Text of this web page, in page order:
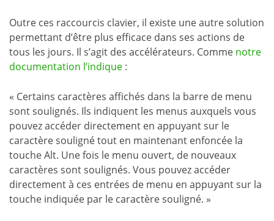
Outre ces raccourcis clavier, il existe une autre solution
permettant d’être plus efficace dans ses actions de
tous les jours. Il s’agit des accélérateurs. Comme notre
documentation l’indique :
« Certains caractères affichés dans la barre de menu
sont soulignés. Ils indiquent les menus auxquels vous
pouvez accéder directement en appuyant sur le
caractère souligné tout en maintenant enfoncée la
touche Alt. Une fois le menu ouvert, de nouveaux
caractères sont soulignés. Vous pouvez accéder
directement à ces entrées de menu en appuyant sur la
touche indiquée par le caractère souligné. »